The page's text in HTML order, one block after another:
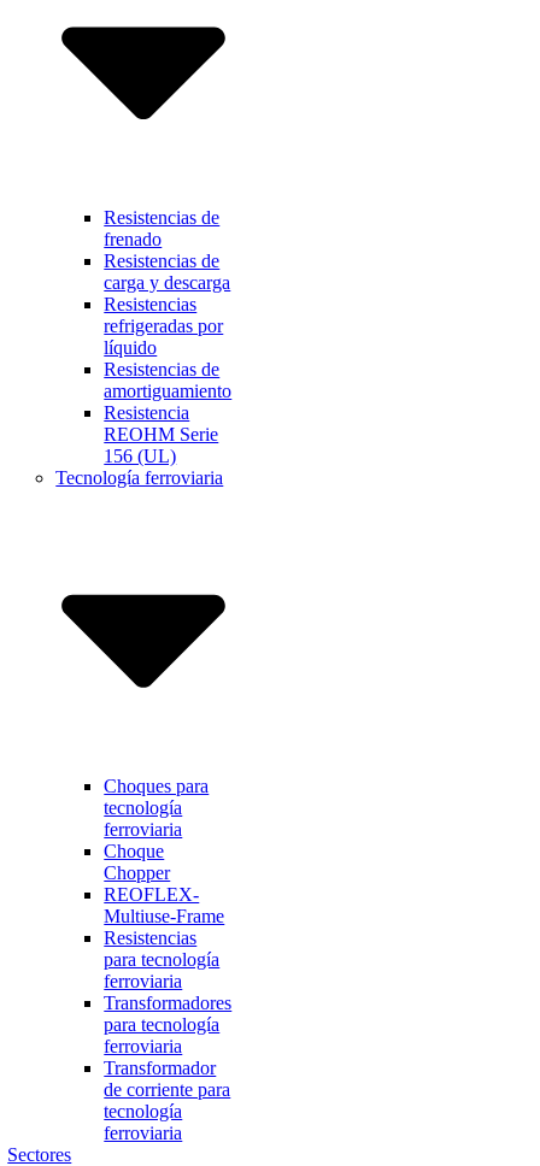
Resistencias de
frenado
Resistencias de
carga y descarga
Resistencias
refrigeradas por
líquido
Resistencias de
amortiguamiento
Resistencia
REOHM Serie
156 (UL)
Tecnología ferroviaria
Choques para
tecnología
ferroviaria
Choque
Chopper
REOFLEX-
Multiuse-Frame
Resistencias
para tecnología
ferroviaria
Transformadores
para tecnología
ferroviaria
Transformador
de corriente para
tecnología
ferroviaria
Sectores